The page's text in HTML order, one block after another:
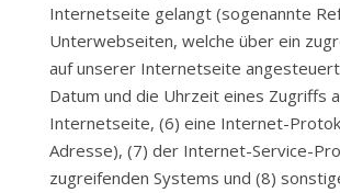
Internetseite gelangt (sogenannte
Unterwebseiten, welche über ein
auf unserer Internetseite
Datum und die Uhrzeit eines Zugriffs
Internetseite, (6) eine Internet-
Adresse), (7) der Internet-Service-
zugreifenden Systems und (8)